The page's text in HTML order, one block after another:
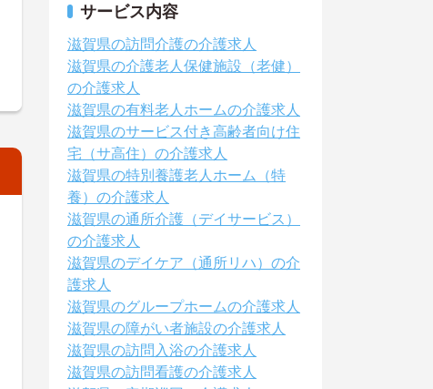
サービス内容
滋賀県の訪問介護の介護求人
滋賀県の介護老人保健施設（老健）
の介護求人
滋賀県の有料老人ホームの介護求人
滋賀県のサービス付き高齢者向け住
宅（サ高住）の介護求人
滋賀県の特別養護老人ホーム（特
養）の介護求人
滋賀県の通所介護（デイサービス）
の介護求人
滋賀県のデイケア（通所リハ）の介
護求人
滋賀県のグループホームの介護求人
滋賀県の障がい者施設の介護求人
滋賀県の訪問入浴の介護求人
滋賀県の訪問看護の介護求人